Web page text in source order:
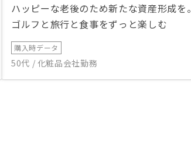
ハッピーな老後のため新たな資産形成を。
ゴルフと旅行と食事をずっと楽しむ
購入時データ
50代 / 化粧品会社勤務